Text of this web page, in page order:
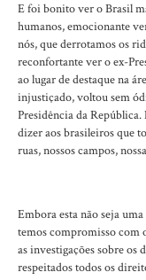
E foi bonito ver o Brasil
humanos, emocionante
nós, que derrotamos os
reconfortante ver o ex-
ao lugar de destaque na
injustiçado, voltou sem
Presidência da República.
dizer aos brasileiros que
ruas, nossos campos,
Embora esta não seja
temos compromisso com
as investigações sobre os
respeitados todos os